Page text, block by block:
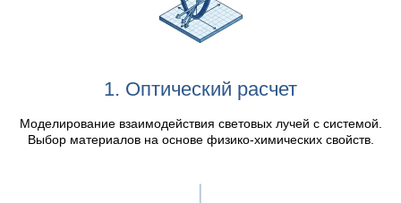
1. Оптический расчет
Моделирование взаимодействия световых лучей с системой.
Выбор материалов на основе физико-химических свойств.